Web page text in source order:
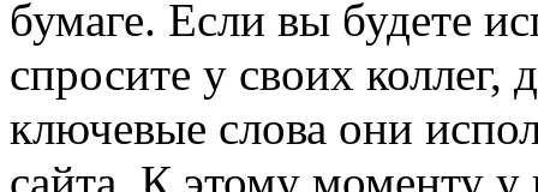
бумаге. Если вы будете
спросите у своих коллег,
ключевые слова они
сайта. К этому моменту у